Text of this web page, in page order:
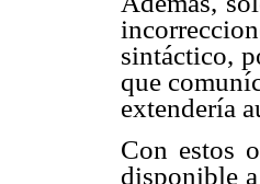
sintáctico,
que
extendería
Con estos
disponible